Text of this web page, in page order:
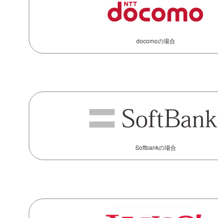
docomoの場合
Softbankの場合